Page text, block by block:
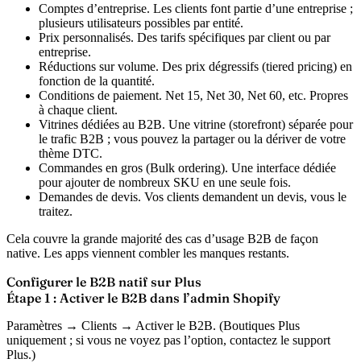
Comptes d’entreprise. Les clients font partie d’une entreprise ;
plusieurs utilisateurs possibles par entité.
Prix personnalisés. Des tarifs spécifiques par client ou par
entreprise.
Réductions sur volume. Des prix dégressifs (tiered pricing) en
fonction de la quantité.
Conditions de paiement. Net 15, Net 30, Net 60, etc. Propres
à chaque client.
Vitrines dédiées au B2B. Une vitrine (storefront) séparée pour
le trafic B2B ; vous pouvez la partager ou la dériver de votre
thème DTC.
Commandes en gros (Bulk ordering). Une interface dédiée
pour ajouter de nombreux SKU en une seule fois.
Demandes de devis. Vos clients demandent un devis, vous le
traitez.
Cela couvre la grande majorité des cas d’usage B2B de façon
native. Les apps viennent combler les manques restants.
Configurer le B2B natif sur Plus
Étape 1 : Activer le B2B dans l’admin Shopify
Paramètres → Clients → Activer le B2B. (Boutiques Plus
uniquement ; si vous ne voyez pas l’option, contactez le support
Plus.)